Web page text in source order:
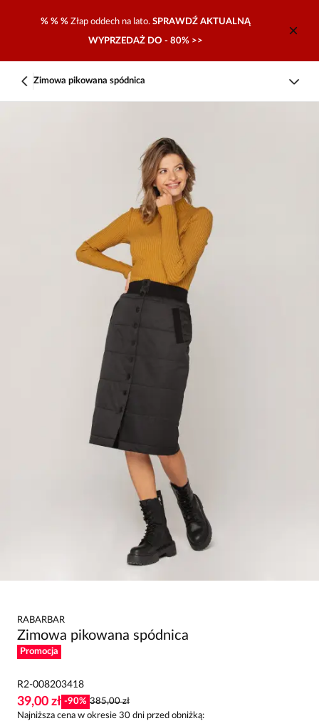
% % % Złap oddech na lato. SPRAWDŹ AKTUALNĄ
WYPRZEDAŻ DO - 80% >>
Zimowa pikowana spódnica
RABARBAR
Zimowa pikowana spódnica
Promocja
R2-008203418
39,00 zł -90% 385,00 zł
Najniższa cena w okresie 30 dni przed obniżką: